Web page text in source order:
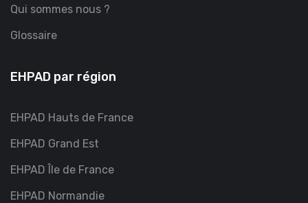
Qui sommes nous ?
Glossaire
EHPAD par région
EHPAD Hauts de France
EHPAD Grand Est
EHPAD Île de France
EHPAD Normandie